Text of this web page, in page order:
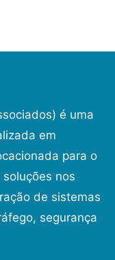
é uma
em
para o
nos
de sistemas
segurança